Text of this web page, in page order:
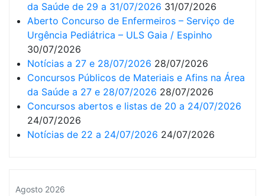
da Saúde de 29 a 31/07/2026 31/07/2026
Aberto Concurso de Enfermeiros – Serviço de
Urgência Pediátrica – ULS Gaia / Espinho
30/07/2026
Notícias a 27 e 28/07/2026 28/07/2026
Concursos Públicos de Materiais e Afins na Área
da Saúde a 27 e 28/07/2026 28/07/2026
Concursos abertos e listas de 20 a 24/07/2026
24/07/2026
Notícias de 22 a 24/07/2026 24/07/2026
Agosto 2026